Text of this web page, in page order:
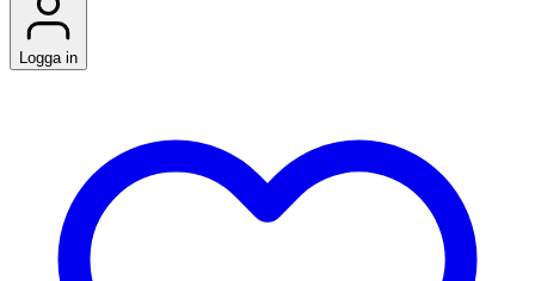
Logga in